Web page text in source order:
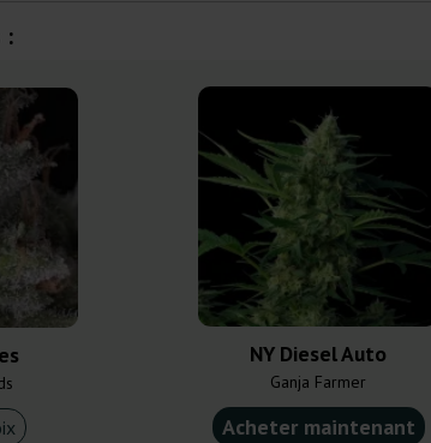
:
NY Diesel Auto
Ganja Farmer
Acheter maintenant